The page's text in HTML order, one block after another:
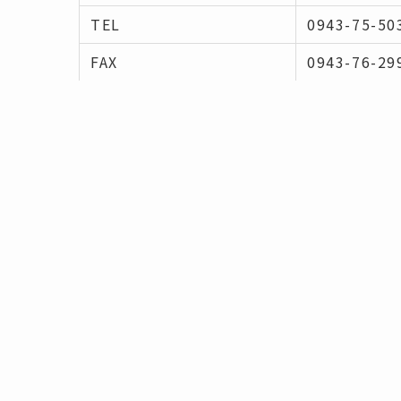
TEL
0943-75-
FAX
0943-76-